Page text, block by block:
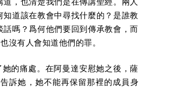
道該在教會中尋找什麼的？是誰教
嗎？爲何他們要回到傳承教會，而
沒有人會知道他們的罪。
的痛處。在阿曼達安慰她之後，薩
訴她，她不能再保留那裡的成員身